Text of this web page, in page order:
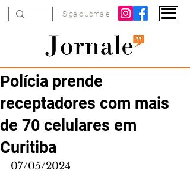
Siga o Jornale
Polícia prende
receptadores com mais
de 70 celulares em
Curitiba
07/05/2024